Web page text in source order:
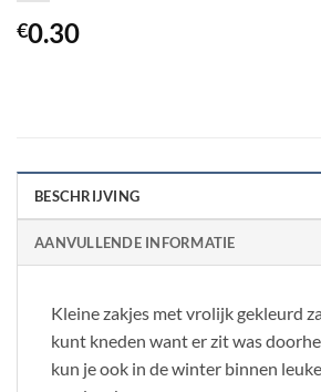
€0.30
BESCHRIJVING
AANVULLENDE INFORMATIE
Kleine zakjes met vrolijk gekleurd
kunt kneden want er zit was
kun je ook in de winter binnen